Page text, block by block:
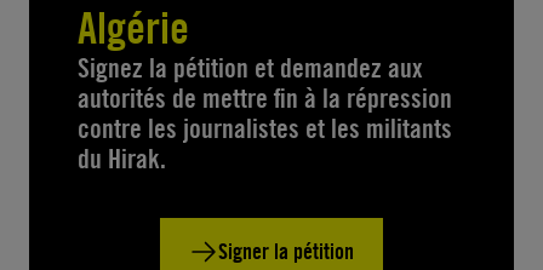
Algérie
Signez la pétition et demandez aux
autorités de mettre fin à la répression
contre les journalistes et les militants
du Hirak.
Signer la pétition